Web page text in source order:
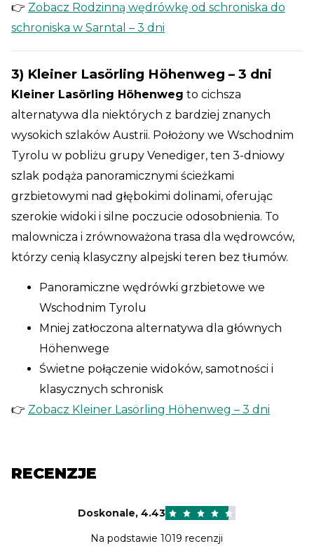
👉 Zobacz Rodzinną wędrówkę od schroniska do
schroniska w Sarntal – 3 dni
3) Kleiner Lasörling Höhenweg – 3 dni
Kleiner Lasörling Höhenweg to cichsza
alternatywa dla niektórych z bardziej znanych
wysokich szlaków Austrii. Położony we Wschodnim
Tyrolu w pobliżu grupy Venediger, ten 3-dniowy
szlak podąża panoramicznymi ścieżkami
grzbietowymi nad głębokimi dolinami, oferując
szerokie widoki i silne poczucie odosobnienia. To
malownicza i zrównoważona trasa dla wędrowców,
którzy cenią klasyczny alpejski teren bez tłumów.
Panoramiczne wędrówki grzbietowe we
Wschodnim Tyrolu
Mniej zatłoczona alternatywa dla głównych
Höhenwege
Świetne połączenie widoków, samotności i
klasycznych schronisk
👉 Zobacz Kleiner Lasörling Höhenweg – 3 dni
RECENZJE
Doskonale,4.43
Na podstawie 1019 recenzji